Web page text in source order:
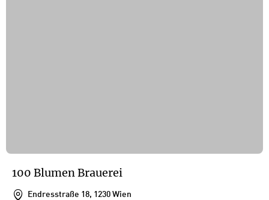
100 Blumen Brauerei
Endresstraße 18, 1230 Wien